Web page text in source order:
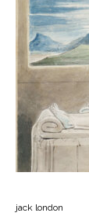
jack london